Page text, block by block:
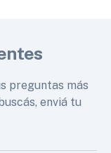
preguntas más
enviá tu